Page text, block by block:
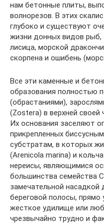
нам бетонные плиты,
волнорезов. В этих
глубоко и существуют
жизни донных видов рыб,
лисица, морской
скорпена и ошибень
Все эти каменные и
образования полностью
(обрастаниями),
(Zostera) в верхней
Их основания заселяют
прикрепленных
субстратам, в которых
(Arenicola marina) и
нереисы, являющимися
большинства семейства
замечательной
береговой полосы, прямо
жесткое удилище или
чрезвычайно трудно и